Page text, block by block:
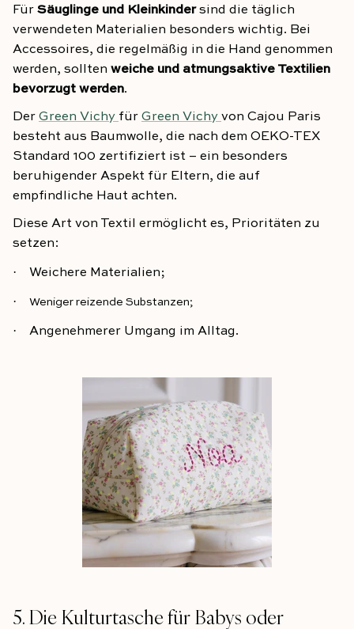
Für Säuglinge und Kleinkindersind die täglich
verwendeten Materialien besonders wichtig. Bei
Accessoires, die regelmäßig in die Hand genommen
werden, sollten weiche und atmungsaktive Textilien
bevorzugt werden.
Der Green Vichy für Green Vichy von Cajou Paris
besteht aus Baumwolle, die nach dem OEKO-TEX
Standard 100 zertifiziert ist – ein besonders
beruhigender Aspekt für Eltern, die auf
empfindliche Haut achten.
Diese Art von Textil ermöglicht es, Prioritäten zu
setzen:
· Weichere Materialien;
· Weniger reizende Substanzen;
· Angenehmerer Umgang im Alltag.
5. Die Kulturtasche für Babys oder